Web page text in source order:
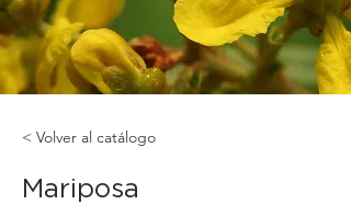
< Volver al catálogo
Mariposa